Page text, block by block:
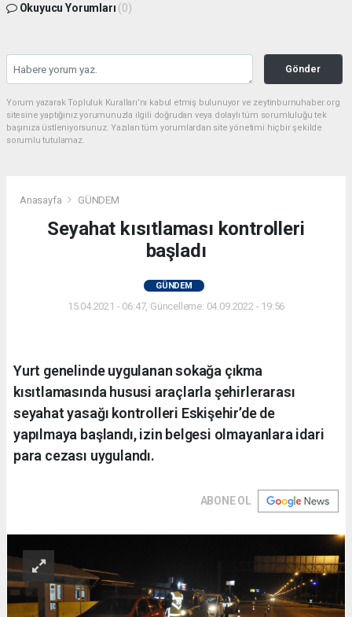
Okuyucu Yorumları (0)
Gönder
Yorum yazarak Topluluk Kuralları’nı kabul etmiş bulunuyor ve zeytinburnuhaber.org
sitesine yaptığınız yorumunuzla ilgili doğrudan veya dolaylı tüm sorumluluğu tek
başınıza üstleniyorsunuz. Yazılan tüm yorumlardan site yönetimi hiçbir şekilde
sorumlu tutulamaz.
Anasayfa GÜNDEM
Seyahat kısıtlaması kontrolleri
başladı
GÜNDEM
15.04.2021 - 06:47, Güncelleme: 04.09.2022 - 19:56
Yurt genelinde uygulanan sokağa çıkma
kısıtlamasında hususi araçlarla şehirlerarası
seyahat yasağı kontrolleri Eskişehir’de de
yapılmaya başlandı, izin belgesi olmayanlara idari
para cezası uygulandı.
ABONE OL